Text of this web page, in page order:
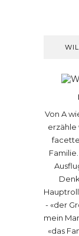
Von A
erzähle
- «der
mein
«das